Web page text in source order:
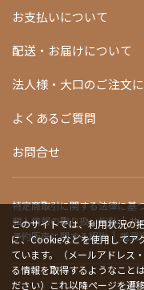
お支払いについて
配送・お届けについて
法人様・大口のご注文
よくあるご質問
お問合せ
特定商取引に関する法律に基
個人情報の取り扱い指針
サ
予約販売に関する規約
推奨
このサイトでは、利用状況の
に、Cookieなどを使用してア
ています。（メールアドレス
る情報を取得するようなこと
ださい）これ以降ページを遷